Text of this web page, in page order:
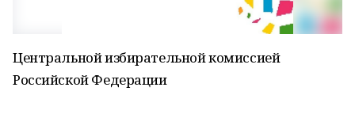
Центральной избирательной комиссией
Российской Федерации